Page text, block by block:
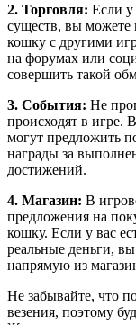
2. Торговля: Если у
существ, вы можете
кошку с другими
на форумах или
совершить такой
3. События: Не
происходят в игре.
могут предложить
награды за
достижений.
4. Магазин: В
предложения на
кошку. Если у вас
реальные деньги,
напрямую из
Не забывайте, что
везения, поэтому